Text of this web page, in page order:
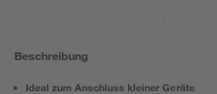
Beschreibung
Ideal zum Anschluss kleiner Geräte